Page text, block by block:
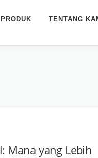
PRODUK TENTANG
Mana yang Lebih